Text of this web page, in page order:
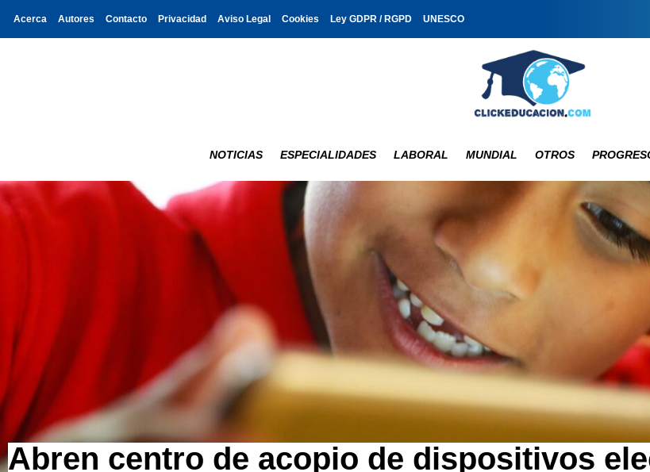
Acerca Autores Contacto Privacidad Aviso Legal Cookies Ley GDPR / RGPD UNESCO
NOTICIAS ESPECIALIDADES LABORAL MUNDIAL OTROS
Abren centro de acopio de dispositivos